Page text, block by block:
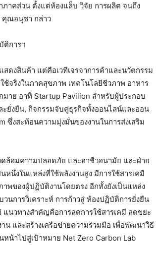
าคส่วน ตั้งแต่ห้องแล็บ วิจัย การผลิต จนถึง
คุณอนุชา กล่าว
ติการฯ
สดงสินค้า แต่คือเวทีเจรจาการค้าและนวัตกรรม
ช้จริงในภาคสุขภาพ เทคโนโลยีชีวภาพ อาหาร
าย อาทิ Startup Pavilion สำหรับผู้ประกอบ
ยั่งยืน, กิจกรรมจับคู่ธุรกิจทั้งออนไลน์และออน
ซึ่งสะท้อนความมุ่งมั่นของงานในการส่งเสริม
ล้อมความปลอดภัย และอาชีวอนามัย และฝ่าย
หนึ่งในแหล่งที่ใช้พลังงานสูง มีการใช้สารเคมี
พของผู้ปฏิบัติงานโดยตรง อีกทั้งยังเป็นแหล่ง
การวิเคราะห์ การก้าวสู่ ห้องปฏิบัติการยั่งยืน
แนวทางสำคัญคือการลดการใช้สารเคมี ลดขยะ
น และสร้างเครือข่ายความร่วมมือ เพื่อพัฒนาวิธี
น้าไปสู่เป้าหมาย Net Zero Carbon Lab